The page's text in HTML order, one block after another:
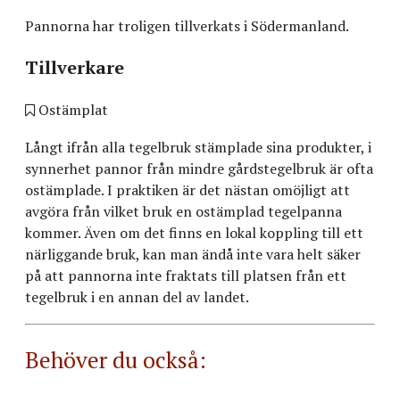
Pannorna har troligen tillverkats i Södermanland.
Tillverkare
Ostämplat
Långt ifrån alla tegelbruk stämplade sina produkter, i
synnerhet pannor från mindre gårdstegelbruk är ofta
ostämplade. I praktiken är det nästan omöjligt att
avgöra från vilket bruk en ostämplad tegelpanna
kommer. Även om det finns en lokal koppling till ett
närliggande bruk, kan man ändå inte vara helt säker
på att pannorna inte fraktats till platsen från ett
tegelbruk i en annan del av landet.
Behöver du också: